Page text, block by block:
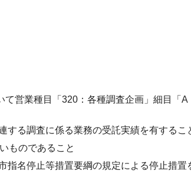
営業種目「320：各種調査企画」細目「
する調査に係る業務の受託実績を有するこ
ものであること
名停止等措置要綱の規定による停止措置